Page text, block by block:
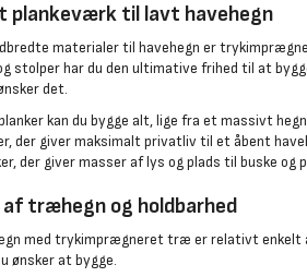
plankeværk til lavt havehegn
materialer til havehegn er
stolper har du den ultimative frihed til at
det.
kan du bygge alt, lige fra et massivt
der giver maksimalt privatliv til et åbent
der giver masser af lys og plads til buske og
træhegn og holdbarhed
med trykimprægneret træ er relativt enkelt
ønsker at bygge.